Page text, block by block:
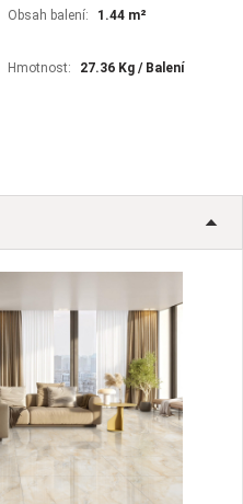
Obsah balení: 1.44 m²
Hmotnost: 27.36 Kg / Balení